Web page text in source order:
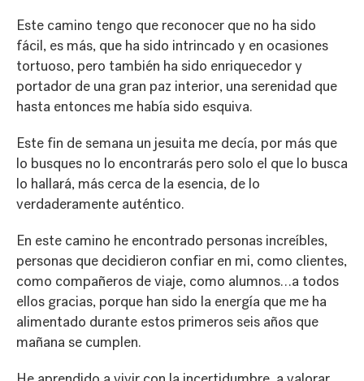
Este camino tengo que reconocer que no ha sido
fácil, es más, que ha sido intrincado y en ocasiones
tortuoso, pero también ha sido enriquecedor y
portador de una gran paz interior, una serenidad que
hasta entonces me había sido esquiva.
Este fin de semana un jesuita me decía, por más que
lo busques no lo encontrarás pero solo el que lo busca
lo hallará, más cerca de la esencia, de lo
verdaderamente auténtico.
En este camino he encontrado personas increíbles,
personas que decidieron confiar en mi, como clientes,
como compañeros de viaje, como alumnos…a todos
ellos gracias, porque han sido la energía que me ha
alimentado durante estos primeros seis años que
mañana se cumplen.